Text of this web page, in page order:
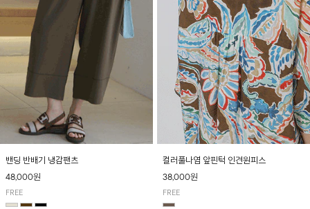
밴딩 반배기 냉감팬츠
48,000원
FREE
컬러풀나염 앞핀턱 인견원피스
38,000원
FREE